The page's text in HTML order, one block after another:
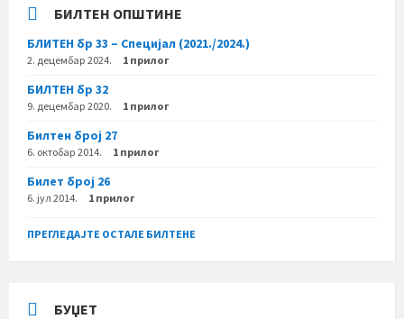
БИЛТЕН ОПШТИНЕ
БЛИТЕН бр 33 – Специјал (2021./2024.)
2. децембар 2024. 1 прилог
БИЛТЕН бр 32
9. децембар 2020. 1 прилог
Билтен број 27
6. октобар 2014. 1 прилог
Билет број 26
6. јул 2014. 1 прилог
ПРЕГЛЕДАЈТЕ ОСТАЛЕ БИЛТЕНЕ
БУЏЕТ